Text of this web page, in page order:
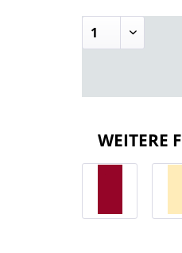
WEITERE